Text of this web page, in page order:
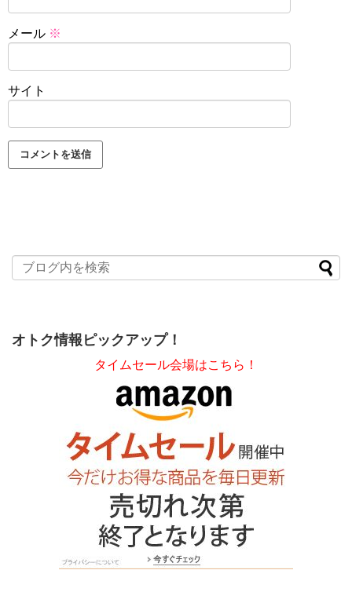
メール ※
サイト
オトク情報ピックアップ！
タイムセール会場はこちら！